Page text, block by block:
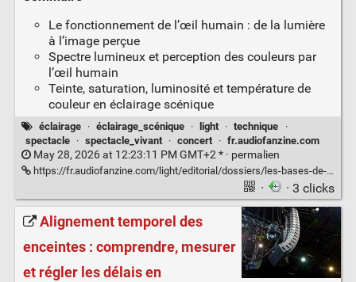
Le fonctionnement de l’œil humain : de la lumière
à l’image perçue
Spectre lumineux et perception des couleurs par
l’œil humain
Teinte, saturation, luminosité et température de
couleur en éclairage scénique
éclairage · éclairage_scénique · light · technique
·
spectacle
· spectacle_vivant · concert · fr.audiofanzine.com
May 28, 2026 at 12:23:11 PM GMT+2 * · permalien
https://fr.audiofanzine.com/light/editorial/dossiers/les-bases-de-l-eclairage-il-lumiere-et-couleurs.html
· · 3 clicks
Alignement temporel des
enceintes : comprendre, mesurer
et régler les délais en